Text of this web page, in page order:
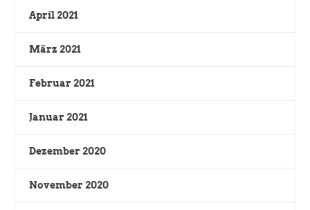
April 2021
März 2021
Februar 2021
Januar 2021
Dezember 2020
November 2020